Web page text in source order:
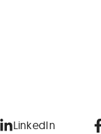
LinkedIn